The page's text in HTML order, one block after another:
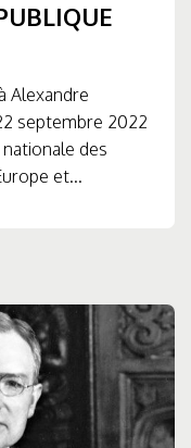
Alexandre
septembre 2022
nationale des
et...